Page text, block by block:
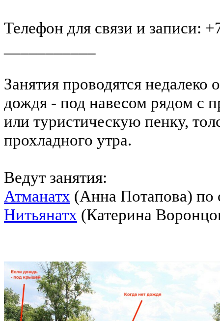
Телефон для связи и записи:
Занятия проводятся недалеко
дождя - под навесом рядом с
или туристическую пенку,
прохладного утра.
Ведут занятия:
Атманатх (Анна Потапова) по
Нитьянатх (Катерина